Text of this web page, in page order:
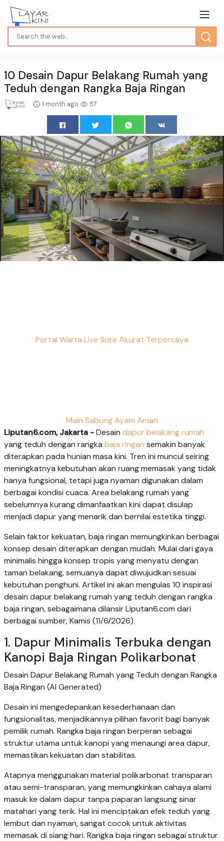
10 Desain Dapur Belakang Rumah yang
Teduh dengan Rangka Baja Ringan
1 month ago 57
Portal Warta Live Sore Akurat Terpercaya
Main Sabung Ayam Aman
Liputan6.com, Jakarta -Desain dapur belakang rumah
yang teduh dengan rangka baja ringan semakin banyak
diterapkan pada hunian masa kini. Tren ini muncul seiring
meningkatnya kebutuhan akan ruang memasak yang tidak
hanya fungsional, tetapi juga nyaman digunakan dalam
berbagai kondisi cuaca. Area belakang rumah yang
sebelumnya kurang dimanfaatkan kini dapat disulap
menjadi dapur yang menarik dan bernilai estetika tinggi.
Selain faktor kekuatan, baja ringan memungkinkan berbagai
konsep desain diterapkan dengan mudah. Mulai dari gaya
minimalis hingga konsep tropis yang menyatu dengan
taman belakang, semuanya dapat diwujudkan sesuai
kebutuhan penghuni. Artikel ini akan mengulas 10 inspirasi
desain dapur belakang rumah yang teduh dengan rangka
baja ringan, sebagaimana dilansir Liputan6.com dari
berbagai sumber, Kamis (11/6/2026).
1. Dapur Minimalis Terbuka dengan
Kanopi Baja Ringan Polikarbonat
Desain Dapur Belakang Rumah yang Teduh dengan Rangka
Baja Ringan (AI Generated)
Desain ini mengedepankan kesederhanaan dan
fungsionalitas, menjadikannya pilihan favorit bagi banyak
pemilik rumah. Rangka baja ringan berperan sebagai
struktur utama untuk kanopi yang menaungi area dapur,
memastikan kekuatan dan stabilitas.
Atapnya menggunakan material polikarbonat transparan
atau semi-transparan, yang memungkinkan cahaya alami
masuk ke dalam dapur tanpa paparan langsung sinar
matahari yang terik. Hal ini menciptakan efek teduh yang
lembut dan nyaman, sangat cocok untuk aktivitas
memasak di siang hari. Rangka baja ringan sebagai struktur